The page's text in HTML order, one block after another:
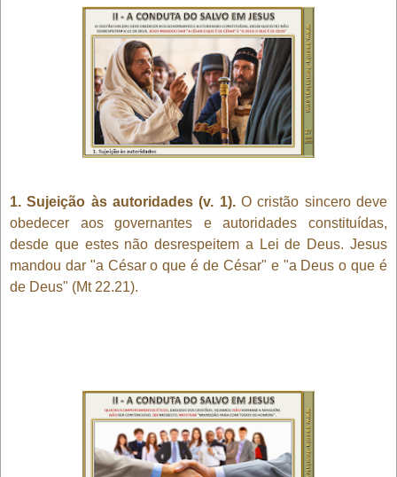
1. Sujeição às autoridades (v. 1).O cristão sincero deve
obedecer aos governantes e autoridades constituídas,
desde que estes não desrespeitem a Lei de Deus. Jesus
mandou dar "a César o que é de César" e "a Deus o que é
de Deus" (Mt 22.21).